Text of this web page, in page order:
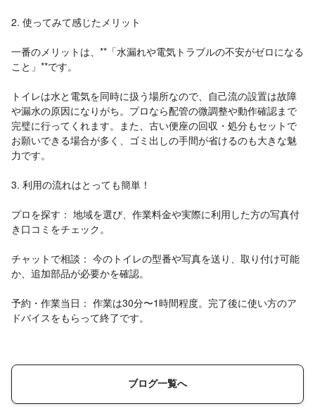
2. 使ってみて感じたメリット
一番のメリットは、**「水漏れや電気トラブルの不安がゼロになる
こと」**です。
トイレは水と電気を同時に扱う場所なので、自己流の設置は故障
や漏水の原因になりがち。プロなら配管の微調整や動作確認まで
完璧に行ってくれます。また、古い便座の回収・処分もセットで
お願いできる場合が多く、ゴミ出しの手間が省けるのも大きな魅
力です。
3. 利用の流れはとっても簡単！
プロを探す： 地域を選び、作業料金や実際に利用した方の写真付
き口コミをチェック。
チャットで相談： 今のトイレの型番や写真を送り、取り付け可能
か、追加部品が必要かを確認。
予約・作業当日： 作業は30分〜1時間程度。完了後に使い方のア
ドバイスをもらって終了です。
ブログ一覧へ